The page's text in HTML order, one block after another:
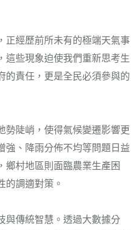
正經歷前所未有的極端天氣事
這些現象迫使我們重新思考生
的責任，更是全民必須參與的
勢陡峭，使得氣候變遷影響更
強、降雨分佈不均等問題日益
鄉村地區則面臨農業生產困
的調適對策。
與傳統智慧。透過大數據分